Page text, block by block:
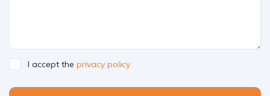
I accept the privacy policy